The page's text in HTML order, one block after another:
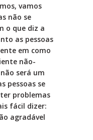
vamos
não se
o que diz a
as pessoas
em como
não-
será um
pessoas se
problemas
fácil dizer:
agradável